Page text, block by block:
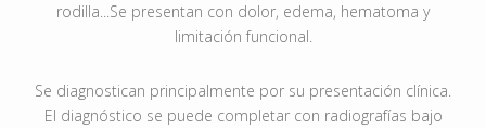
rodilla...Se presentan con dolor, edema, hematoma y
limitación funcional.
Se diagnostican principalmente por su presentación clínica.
El diagnóstico se puede completar con radiografías bajo